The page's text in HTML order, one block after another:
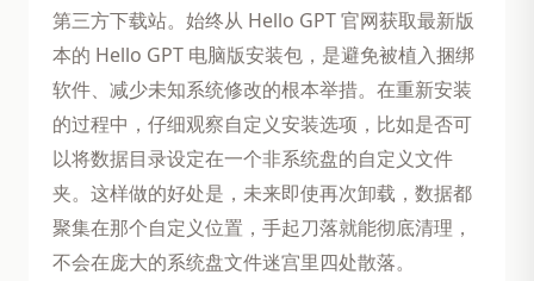
第三方下载站。始终从 Hello GPT 官网获取最新版
本的 Hello GPT 电脑版安装包，是避免被植入捆绑
软件、减少未知系统修改的根本举措。在重新安装
的过程中，仔细观察自定义安装选项，比如是否可
以将数据目录设定在一个非系统盘的自定义文件
夹。这样做的好处是，未来即使再次卸载，数据都
聚集在那个自定义位置，手起刀落就能彻底清理，
不会在庞大的系统盘文件迷宫里四处散落。